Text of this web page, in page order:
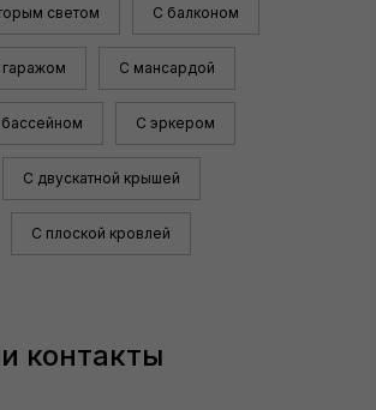
светом С балконом
С мансардой
С эркером
С двускатной крышей
С плоской кровлей
контакты